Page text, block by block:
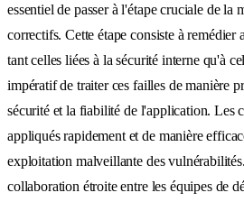
essentiel de passer à l'étape cruciale de la
correctifs. Cette étape consiste à remédier
tant celles liées à la sécurité interne qu'à
impératif de traiter ces failles de manière
sécurité et la fiabilité de l'application. Les
appliqués rapidement et de manière
exploitation malveillante des
collaboration étroite entre les équipes de